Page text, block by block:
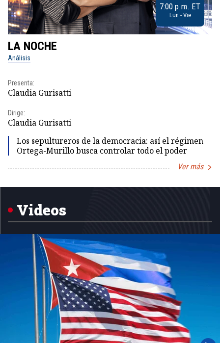
7:00 p.m. ET
Lun - Vie
LA NOCHE
Análisis
Presenta:
Claudia Gurisatti
Dirige:
Claudia Gurisatti
Los sepultureros de la democracia: así el régimen
Ortega-Murillo busca controlar todo el poder
Ver más
Videos